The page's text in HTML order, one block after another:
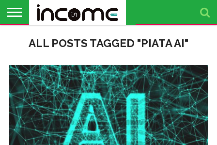
PROFIL DE
ANTREPRENOR
BUSINESS
ANALIZE
OPINII
FINANȚE
PERSONALE
TIMP
LIBER
ALL POSTS TAGGED "PIATA AI"